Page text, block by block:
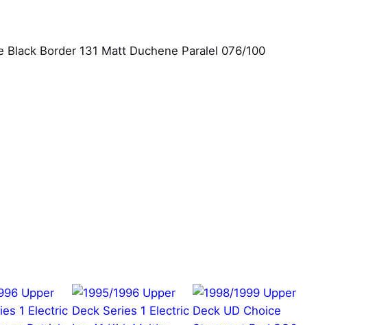
Border 131 Matt Duchene Paralel 076/100